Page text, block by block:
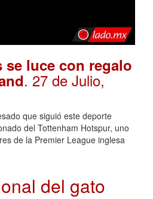
se luce con regalo
. 27 de Julio,
que siguió este deporte
del Tottenham Hotspur, uno
de la Premier League inglesa
del gato